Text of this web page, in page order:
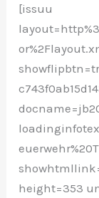
[issuu
height=353